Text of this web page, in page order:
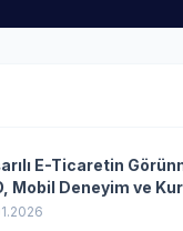
E-Ticaretin
Mobil Deneyim ve
Kazandıran